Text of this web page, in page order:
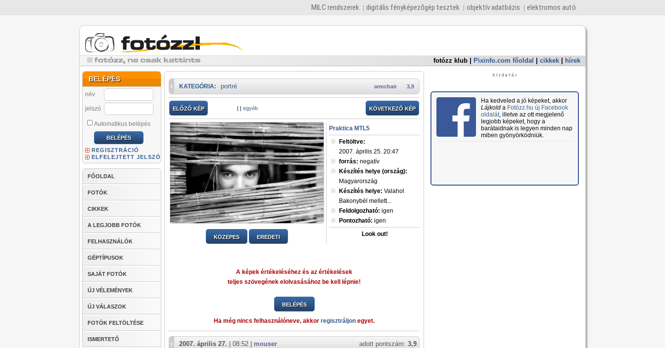
MILC rendszerek digitális fényképezőgép tesztek objektív adatbázis elektromos autó
fotózz klub Pixinfo.com főoldal cikkek hírek
BELÉPÉS
név
jelszó
Automatikus belépés
REGISZTRÁCIÓ
ELFELEJTETT JELSZÓ
FŐOLDAL
FOTÓK
CIKKEK
A LEGJOBB FOTÓK
FELHASZNÁLÓK
GÉPTÍPUSOK
SAJÁT FOTÓK
ÚJ VÉLEMÉNYEK
ÚJ VÁLASZOK
FOTÓK FELTÖLTÉSE
ISMERTETŐ
3,9
armchair
KATEGÓRIA: portré
ELŐZŐ KÉP | | egyéb KÖVETKEZŐ KÉP
KÖZEPES EREDETI
Praktica MTL5
Feltöltve:
2007. április 25. 20:47
forrás: negatív
Készítés helye (ország):
Magyarország
Készítés helye: Valahol
Bakonybél mellett...
Feldolgozható: igen
Pontozható: igen
Look out!
A képek értékeléséhez és az értékelések
teljes szövegének elolvasásához be kell lépnie!
BELÉPÉS
Ha még nincs felhasználóneve, akkor regisztráljon egyet.
adott pontszám: 3,9
2007. április 27. | 08:52 | mouser
Ha kedveled a jó képeket, akkor
Lájkolda Fotózz.hu új Facebook
oldalát, illetve az ott megjelenő
legjobb képeket, hogy a
barátaidnak is legyen minden nap
miben gyönyörködniük.